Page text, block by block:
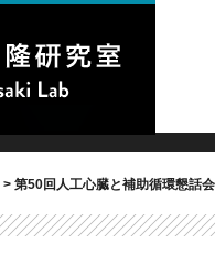
> 第50回人工心臓と補助循環懇話